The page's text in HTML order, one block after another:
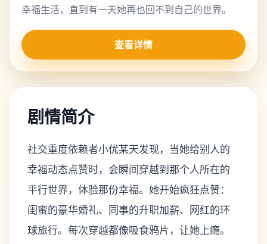
幸福生活，直到有一天她再也回不到自己的世界。
查看详情
剧情简介
社交重度依赖者小优某天发现，当她给别人的
幸福动态点赞时，会瞬间穿越到那个人所在的
平行世界，体验那份幸福。她开始疯狂点赞：
闺蜜的豪华婚礼、同事的升职加薪、网红的环
球旅行。每次穿越都像吸食鸦片，让她上瘾。